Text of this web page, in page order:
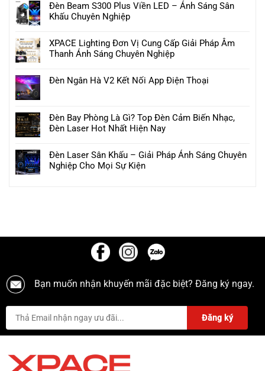
Đèn Beam S300 Plus Viền LED – Ánh Sáng Sân
Khấu Chuyên Nghiệp
XPACE Lighting Đơn Vị Cung Cấp Giải Pháp Âm
Thanh Ánh Sáng Chuyên Nghiệp
Đèn Ngân Hà V2 Kết Nối App Điện Thoại
Đèn Bay Phòng Là Gì? Top Đèn Cảm Biến Nhạc,
Đèn Laser Hot Nhất Hiện Nay
Đèn Laser Sân Khấu – Giải Pháp Ánh Sáng Chuyên
Nghiệp Cho Mọi Sự Kiện
Bạn muốn nhận khuyến mãi đặc biệt? Đăng ký ngay.